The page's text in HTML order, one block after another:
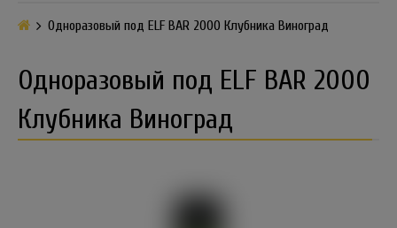
Одноразовый под ELF BAR 2000 Клубника Виноград
Одноразовый под ELF BAR 2000
Клубника Виноград